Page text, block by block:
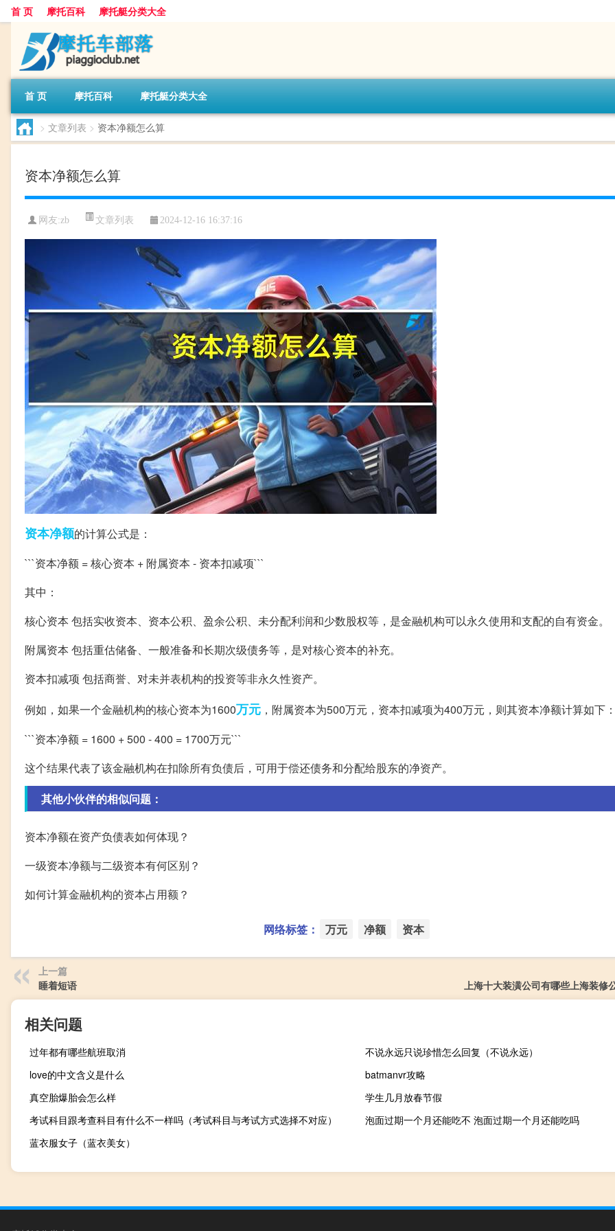
首 页 摩托百科 摩托艇分类大全
首 页 摩托百科 摩托艇分类大全
> 文章列表 > 资本净额怎么算
资本净额怎么算
网友:zb 文章列表 2024-12-16 16:37:16
资本净额的计算公式是：
```资本净额 = 核心资本 + 附属资本 - 资本扣减项```
其中：
核心资本 包括实收资本、资本公积、盈余公积、未分配利润和少数股权等，是金融机构可以永久使用和支配的自有资金。
附属资本 包括重估储备、一般准备和长期次级债务等，是对核心资本的补充。
资本扣减项 包括商誉、对未并表机构的投资等非永久性资产。
例如，如果一个金融机构的核心资本为1600万元 ，附属资本为500万元，资本扣减项为400万元，则其资本净额计算如下
```资本净额 = 1600 + 500 - 400 = 1700万元```
这个结果代表了该金融机构在扣除所有负债后，可用于偿还债务和分配给股东的净资产。
其他小伙伴的相似问题：
资本净额在资产负债表如何体现？
一级资本净额与二级资本有何区别？
如何计算金融机构的资本占用额？
网络标签： 万元 净额 资本
上一篇
睡着短语
上海十大装潢公司有哪些上海装修
相关问题
过年都有哪些航班取消
不说永远只说珍惜怎么回复（不说永远）
love的中文含义是什么
batmanvr攻略
真空胎爆胎会怎么样
学生几月放春节假
考试科目跟考查科目有什么不一样吗（考试科目与考试方式选择不对应）
泡面过期一个月还能吃不 泡面过期一个月还能吃吗
蓝衣服女子（蓝衣美女）